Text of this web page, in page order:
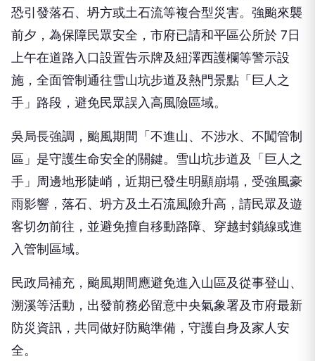
恐引發落石、坍方或土石流等複合型災害。強颱來襲
前夕，為保障民眾安全，市府已請和平區公所於 7日
上午在道路入口設置告示牌及紐澤西護欄等警示設
施，全面管制通往雪山坑步道及熱門景點「巨人之
手」路段，避免民眾誤入高風險區域。
吳局長強調，颱風期間「不進山、不涉水、不闖管制
區」是守護生命安全的關鍵。雪山坑步道及「巨人之
手」周邊地形陡峭，近期已發生明顯崩塌，受強風豪
雨影響，落石、坍方及土石流風險升高，請民眾及遊
客切勿前往，並避免擅自移動路障、穿越封鎖線或進
入管制區域。
民政局補充，颱風期間應避免進入山區及從事登山、
溯溪等活動，出發前務必留意中央氣象署及市府最新
防災資訊，共同做好防颱準備，守護自身及家人安
全。